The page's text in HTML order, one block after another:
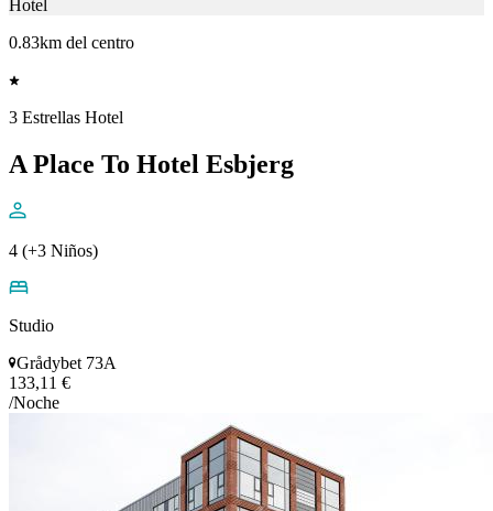
Hotel
0.83km del centro
3 Estrellas Hotel
A Place To Hotel Esbjerg
4 (+3 Niños)
Studio
Grådybet 73A
133,11 €
/Noche